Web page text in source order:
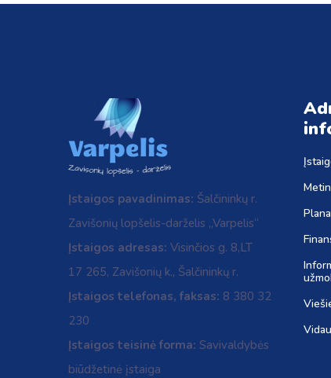
Įstaigos pavadinimas: Šalčininkų r.
Zavišonių lopšelis-darželis „Varpelis“
Įstaigos adresas: Visinčios g. 8,LT
17 265, Zavišonių k., Šalčininkų r.
Įstaigos telefonas, faksas: 8 380 32
230
Įstaigos teisinė forma: Savivaldybės
biūdžetinė įstaiga